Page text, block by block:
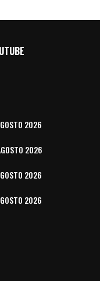
2026
2026
2026
2026